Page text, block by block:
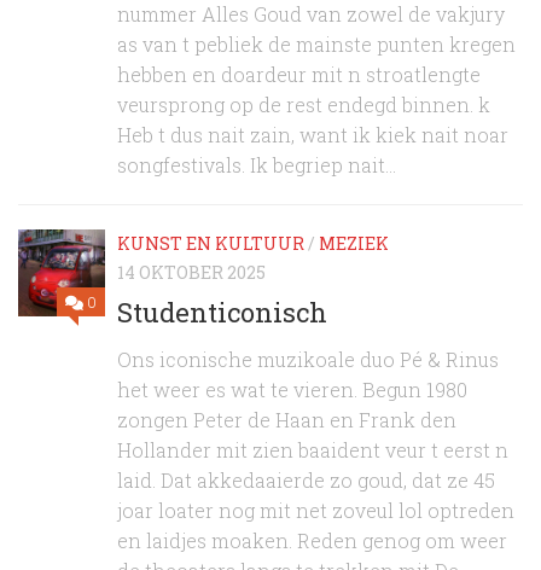
nummer Alles Goud van zowel de vakjury
as van t pebliek de mainste punten kregen
hebben en doardeur mit n stroatlengte
veursprong op de rest endegd binnen. k
Heb t dus nait zain, want ik kiek nait noar
songfestivals. Ik begriep nait...
0
KUNST EN KULTUUR/ MEZIEK
14 OKTOBER 2025
Studenticonisch
Ons iconische muzikoale duo Pé & Rinus
het weer es wat te vieren. Begun 1980
zongen Peter de Haan en Frank den
Hollander mit zien baaident veur t eerst n
laid. Dat akkedaaierde zo goud, dat ze 45
joar loater nog mit net zoveul lol optreden
en laidjes moaken. Reden genog om weer